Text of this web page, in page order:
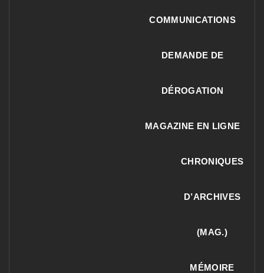
COMMUNICATIONS
DEMANDE DE
DÉROGATION
MAGAZINE EN LIGNE
CHRONIQUES
D’ARCHIVES
(MAG.)
MÉMOIRE